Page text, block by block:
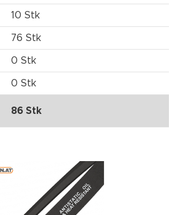
10 Stk
76 Stk
0 Stk
0 Stk
86 Stk